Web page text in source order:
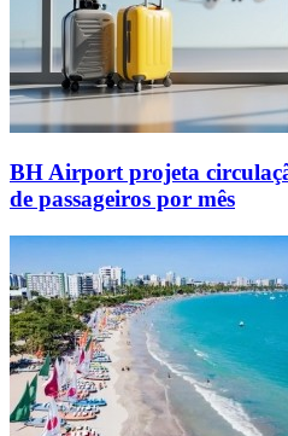
BH Airport projeta
de passageiros por mês